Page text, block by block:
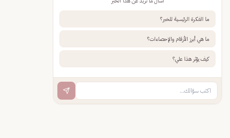
ما الفكرة الرئيسية للخبر؟
ما هي أبرز الأرقام والإحصاءات؟
كيف يؤثر هذا علي؟